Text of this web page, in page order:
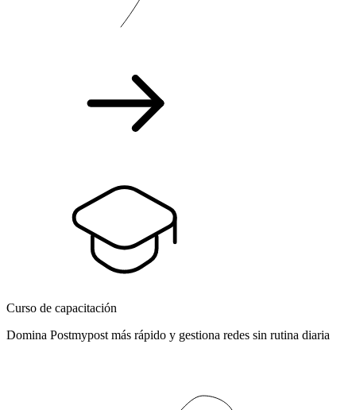
Curso de capacitación
Domina Postmypost más rápido y gestiona redes sin rutina diaria